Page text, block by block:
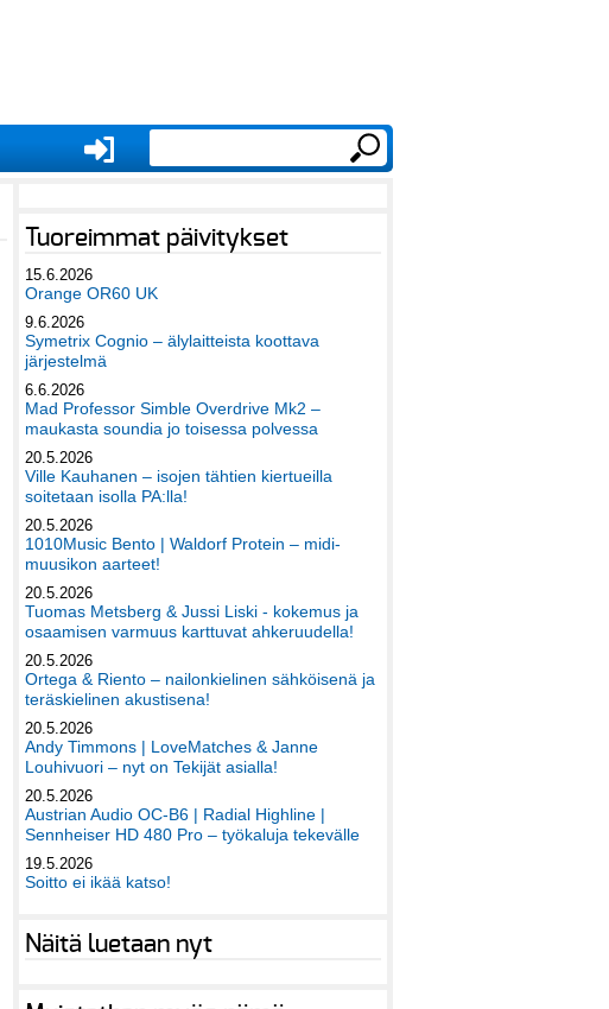
Tuoreimmat päivitykset
15.6.2026
Orange OR60 UK
9.6.2026
Symetrix Cognio – älylaitteista koottava
järjestelmä
6.6.2026
Mad Professor Simble Overdrive Mk2 –
maukasta soundia jo toisessa polvessa
20.5.2026
Ville Kauhanen – isojen tähtien kiertueilla
soitetaan isolla PA:lla!
20.5.2026
1010Music Bento | Waldorf Protein – midi-
muusikon aarteet!
20.5.2026
Tuomas Metsberg & Jussi Liski - kokemus ja
osaamisen varmuus karttuvat ahkeruudella!
20.5.2026
Ortega & Riento – nailonkielinen sähköisenä ja
teräskielinen akustisena!
20.5.2026
Andy Timmons | LoveMatches & Janne
Louhivuori – nyt on Tekijät asialla!
20.5.2026
Austrian Audio OC-B6 | Radial Highline |
Sennheiser HD 480 Pro – työkaluja tekevälle
19.5.2026
Soitto ei ikää katso!
Näitä luetaan nyt